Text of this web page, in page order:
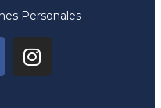
Personales